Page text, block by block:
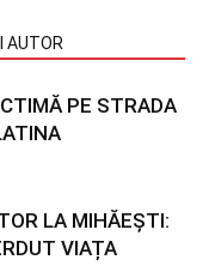
AUTOR
PE STRADA
LA MIHĂEȘTI:
VIAȚA